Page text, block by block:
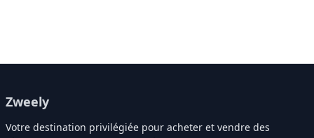
Zweely
Votre destination privilégiée pour acheter et vendre des